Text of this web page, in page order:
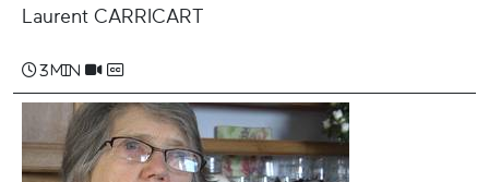
Laurent CARRICART
3 min